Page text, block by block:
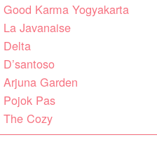
Karma Yogyakarta
Javanaise
Delta
Garden
Pas
Cozy